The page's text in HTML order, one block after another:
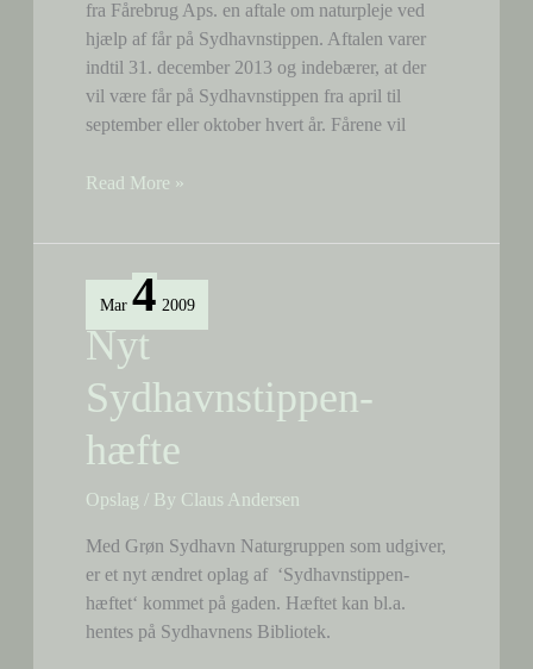
fra Fårebrug Aps. en aftale om naturpleje ved
hjælp af får på Sydhavnstippen. Aftalen varer
indtil 31. december 2013 og indebærer, at der
vil være får på Sydhavnstippen fra april til
september eller oktober hvert år. Fårene vil
Aftale
får
underskrevet
Read More »
Mar 4 2009
Nyt
Sydhavnstippen-
hæfte
Opslag / By Claus Andersen
Med Grøn Sydhavn Naturgruppen som udgiver,
er et nyt ændret oplag af ‘Sydhavnstippen-
hæftet‘ kommet på gaden. Hæftet kan bl.a.
hentes på Sydhavnens Bibliotek.